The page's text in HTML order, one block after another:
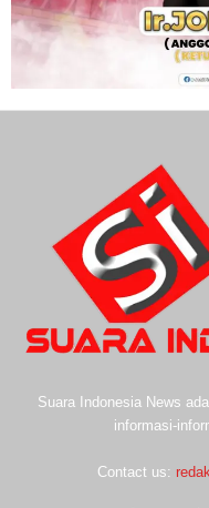
Suara Indonesia News
informasi-
Contact us: